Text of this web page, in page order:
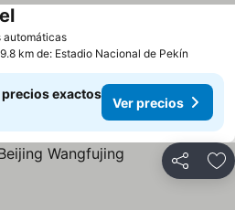
automáticas
km de: Estadio Nacional de Pekín
exactos
Ver precios
Compartir